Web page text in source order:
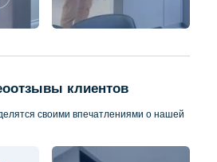
клиентов
своими впечатлениями о нашей